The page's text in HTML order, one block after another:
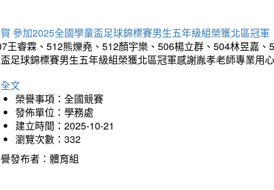
參加2025全國學童盃足球錦標賽男生五年級組榮獲北區冠軍
王睿霖、512熊爍堯、512顏宇樂、506楊立群、504林昱嘉
足球錦標賽男生五年級組榮獲北區冠軍感謝胤孝老師專業用
文
榮譽事項：全國競賽
發佈單位：學務處
建立時間：2025-10-21
瀏覽次數：332
發布者：體育組